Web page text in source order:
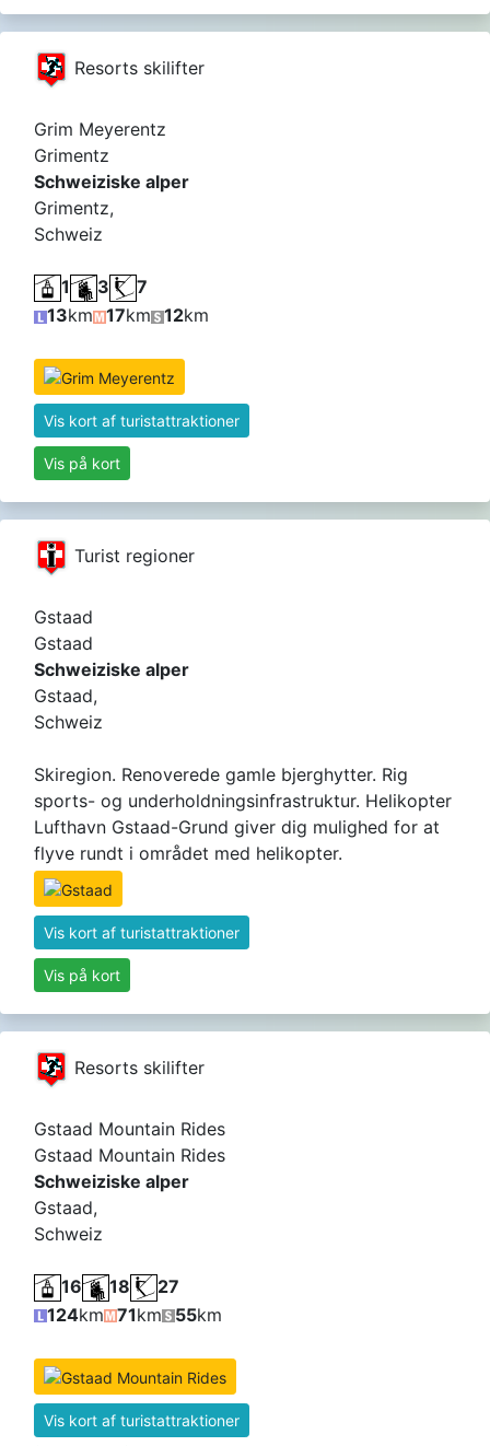
Resorts skilifter
Grim Meyerentz
Grimentz
Schweiziske alper
Grimentz,
Schweiz
1 3
7
13km 17km 12km
Vis kort af turistattraktioner
Vis på kort
Turist regioner
Gstaad
Gstaad
Schweiziske alper
Gstaad,
Schweiz
Skiregion. Renoverede gamle bjerghytter. Rig
sports- og underholdningsinfrastruktur. Helikopter
Lufthavn Gstaad-Grund giver dig mulighed for at
flyve rundt i området med helikopter.
Vis kort af turistattraktioner
Vis på kort
Resorts skilifter
Gstaad Mountain Rides
Gstaad Mountain Rides
Schweiziske alper
Gstaad,
Schweiz
16 18
27
124km 71km 55km
Vis kort af turistattraktioner